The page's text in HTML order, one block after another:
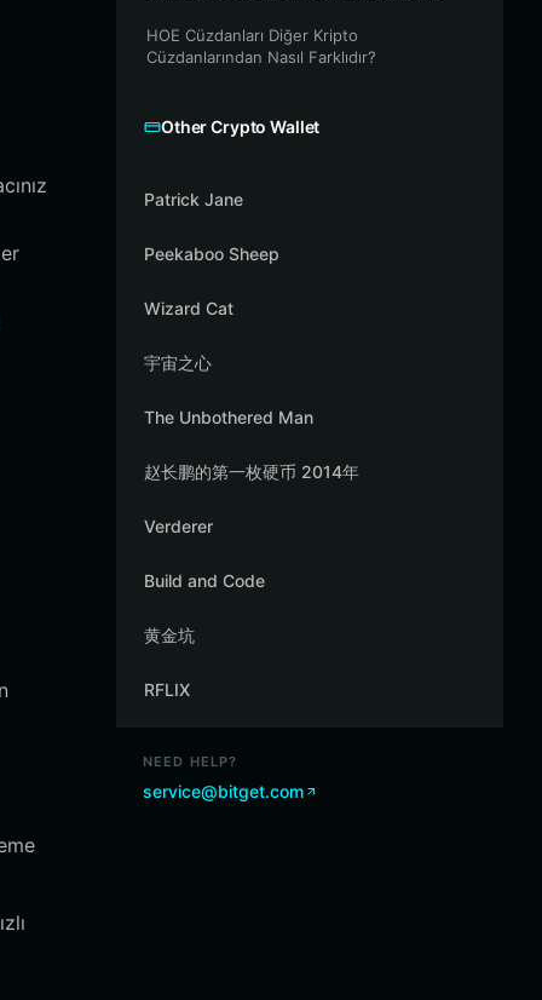
HOE Cüzdanları Diğer Kripto
Cüzdanlarından Nasıl Farklıdır?
Other Crypto Wallet
Patrick Jane
Peekaboo Sheep
Wizard Cat
宇宙之心
The Unbothered Man
赵长鹏的第一枚硬币 2014年
Verderer
Build and Code
黄金坑
RFLIX
NEED HELP?
service@bitget.com